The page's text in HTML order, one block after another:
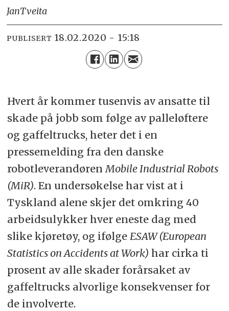
JanTveita
PUBLISERT 18.02.2020 - 15:18
Hvert år kommer tusenvis av ansatte til
skade på jobb som følge av palleløftere
og gaffeltrucks, heter det i en
pressemelding fra den danske
robotleverandørenMobile Industrial Robots
(MiR). En undersøkelse har vist at i
Tyskland alene skjer det omkring 40
arbeidsulykker hver eneste dag med
slike kjøretøy, og ifølge ESAW (European
Statistics on Accidents at Work) har cirka ti
prosent av alle skader forårsaket av
gaffeltrucks alvorlige konsekvenser for
de involverte.